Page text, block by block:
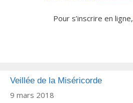
Pour s’inscrire en ligne,
Veillée de la Miséricorde
9 mars 2018